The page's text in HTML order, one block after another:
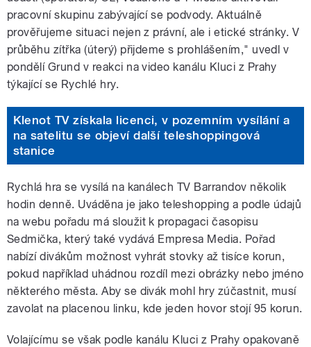
pracovní skupinu zabývající se podvody. Aktuálně
prověřujeme situaci nejen z právní, ale i etické stránky. V
průběhu zítřka (úterý) přijdeme s prohlášením," uvedl v
pondělí Grund v reakci na video kanálu Kluci z Prahy
týkající se Rychlé hry.
Klenot TV získala licenci, v pozemním vysílání a
na satelitu se objeví další teleshoppingová
stanice
Rychlá hra se vysílá na kanálech TV Barrandov několik
hodin denně. Uváděna je jako teleshopping a podle údajů
na webu pořadu má sloužit k propagaci časopisu
Sedmička, který také vydává Empresa Media. Pořad
nabízí divákům možnost vyhrát stovky až tisíce korun,
pokud například uhádnou rozdíl mezi obrázky nebo jméno
některého města. Aby se divák mohl hry zúčastnit, musí
zavolat na placenou linku, kde jeden hovor stojí 95 korun.
Volajícímu se však podle kanálu Kluci z Prahy opakovaně